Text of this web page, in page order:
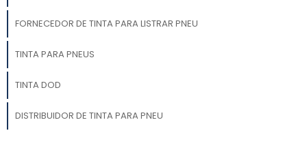
FORNECEDOR DE TINTA PARA LISTRAR PNEU
TINTA PARA PNEUS
TINTA DOD
DISTRIBUIDOR DE TINTA PARA PNEU